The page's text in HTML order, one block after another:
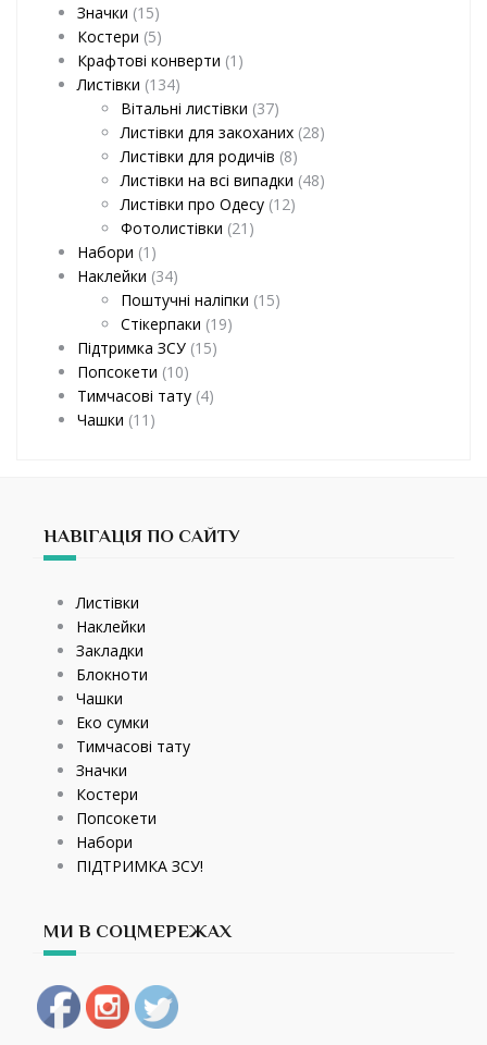
Значки (15)
Костери (5)
Крафтові конверти (1)
Листівки (134)
Вітальні листівки (37)
Листівки для закоханих (28)
Листівки для родичів (8)
Листівки на всі випадки (48)
Листівки про Одесу (12)
Фотолистівки (21)
Набори (1)
Наклейки (34)
Поштучні наліпки (15)
Стікерпаки (19)
Підтримка ЗСУ (15)
Попсокети (10)
Тимчасові тату (4)
Чашки (11)
НАВІГАЦІЯ ПО САЙТУ
Листівки
Наклейки
Закладки
Блокноти
Чашки
Еко сумки
Тимчасові тату
Значки
Костери
Попсокети
Набори
ПІДТРИМКА ЗСУ!
МИ В СОЦМЕРЕЖАХ